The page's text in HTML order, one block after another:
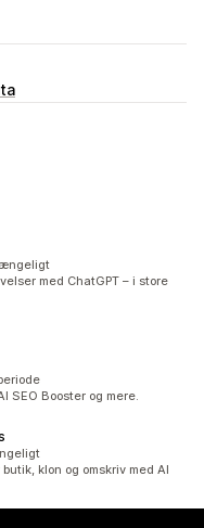
med ChatGPT – i store
SEO Booster og mere.
klon og omskriv med AI